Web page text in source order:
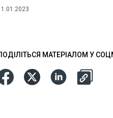
МАТЕРІАЛОМ У